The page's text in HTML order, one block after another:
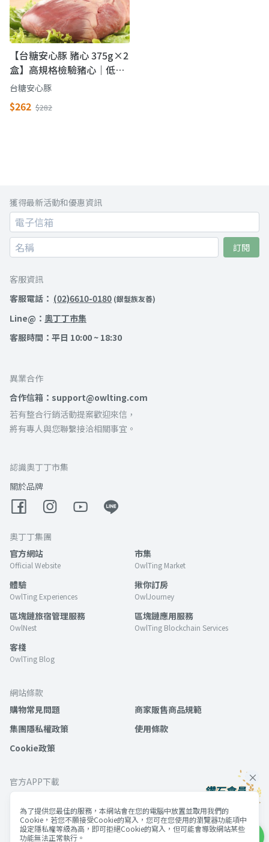
【台糖安心豚 豬心 375g×2
盒】高規格檢驗豬心｜低溫
保鮮、無藥殘留更安心
台糖安心豚
$262 $282
獲得最新活動和優惠資訊
訂閱
客服資訊
客服電話： (02)6610-0180 (銀髮族友善)
Line@： 奧丁丁市集
客服時間：平日 10:00 ~ 18:30
異業合作
合作信箱：support@owlting.com
若有整合行銷活動提案歡迎來信，
將有專人與您聯繫接洽相關事宜。
認識奧丁丁市集
關於品牌
奧丁丁集團
官方網站
Official Website
市集
OwlTing Market
體驗
OwlTing Experiences
揪你訂房
OwlJourney
區塊鏈旅宿管理服務
OwlNest
區塊鏈應用服務
OwlTing Blockchain Services
客棧
OwlTing Blog
網站條款
購物常見問題
商家販售商品規範
集團隱私權政策
使用條款
Cookie政策
官方APP下載
為了提供您最佳的服務，本網站會在您的電腦中放置並取用我們的
Cookie，若您不願接受Cookie的寫入，您可在您使用的瀏覽器功能項中
設定隱私權等級為高，即可拒絕Cookie的寫入，但可能會導致網站某些
功能無法正常執行。